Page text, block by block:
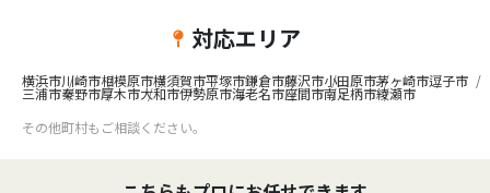
対応エリア
横浜市川崎市相模原市横須賀市平塚市鎌倉市藤沢市小田原市茅ヶ崎市逗子市
三浦市秦野市厚木市大和市伊勢原市海老名市座間市南足柄市綾瀬市
その他町村もご相談ください。